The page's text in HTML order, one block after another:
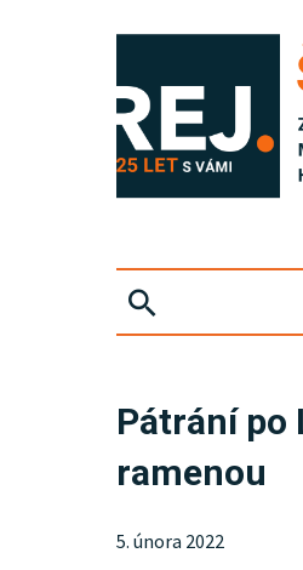
Pátrání po
ramenou
5. února 2022